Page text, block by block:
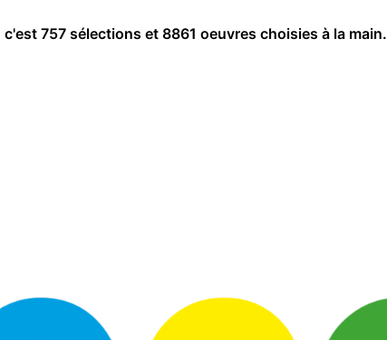
757 sélections et 8861 oeuvres choisies à la main.